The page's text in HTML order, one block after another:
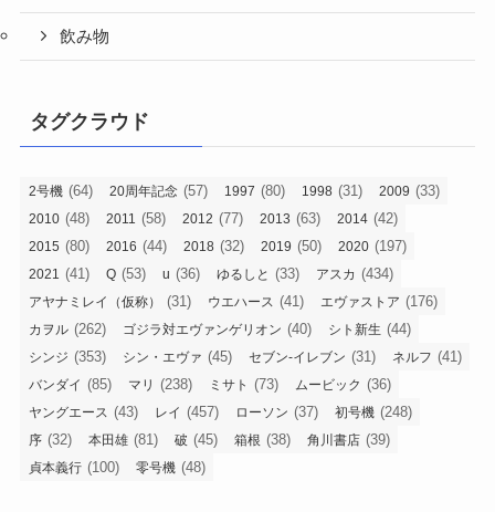
飲み物
タグクラウド
2号機 (64) 20周年記念 (57) 1997 (80) 1998 (31) 2009 (33)
2010 (48) 2011 (58) 2012 (77) 2013 (63) 2014 (42)
2015 (80) 2016 (44) 2018 (32) 2019 (50) 2020 (197)
2021 (41) Q (53) u (36) ゆるしと (33) アスカ (434)
アヤナミレイ（仮称） (31) ウエハース (41) エヴァストア (176)
カヲル (262) ゴジラ対エヴァンゲリオン (40) シト新生 (44)
シンジ (353) シン・エヴァ (45) セブン-イレブン (31) ネルフ (41)
バンダイ (85) マリ (238) ミサト (73) ムービック (36)
ヤングエース (43) レイ (457) ローソン (37) 初号機 (248)
序 (32) 本田雄 (81) 破 (45) 箱根 (38) 角川書店 (39)
貞本義行 (100) 零号機 (48)